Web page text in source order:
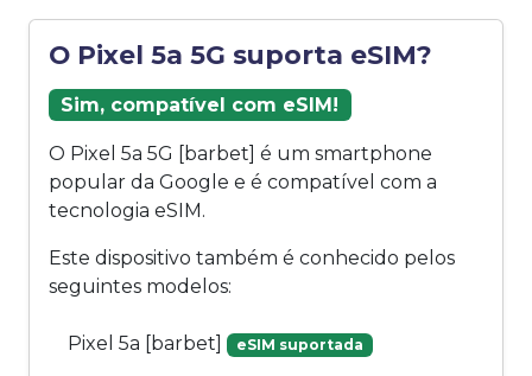
O Pixel 5a 5G suporta eSIM?
Sim, compatível com eSIM!
O Pixel 5a 5G [barbet] é um smartphone
popular da Google e é compatível com a
tecnologia eSIM.
Este dispositivo também é conhecido pelos
seguintes modelos:
Pixel 5a [barbet] eSIM suportada